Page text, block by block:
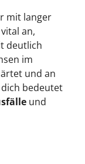
mit langer
an,
deutlich
im
und an
bedeutet
und